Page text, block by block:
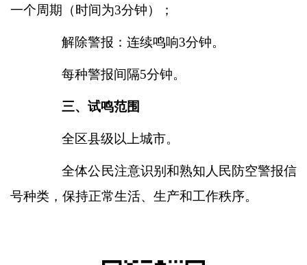
一个周期（时间为3分钟）；
解除警报：连续鸣响3分钟。
每种警报间隔5分钟。
三、试鸣范围
全区县级以上城市。
全体公民注意识别和熟知人民防空警报信
号种类，保持正常生活、生产和工作秩序。